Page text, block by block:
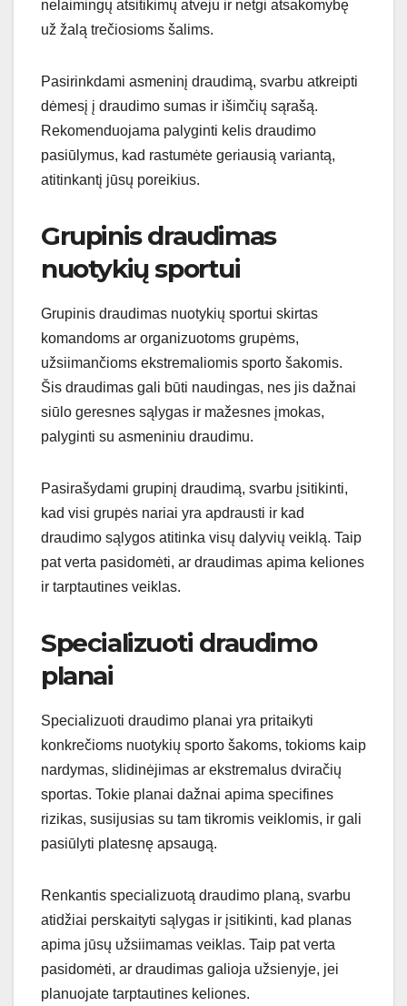
nelaimingų atsitikimų atveju ir netgi atsakomybę
už žalą trečiosioms šalims.
Pasirinkdami asmeninį draudimą, svarbu atkreipti
dėmesį į draudimo sumas ir išimčių sąrašą.
Rekomenduojama palyginti kelis draudimo
pasiūlymus, kad rastumėte geriausią variantą,
atitinkantį jūsų poreikius.
Grupinis draudimas
nuotykių sportui
Grupinis draudimas nuotykių sportui skirtas
komandoms ar organizuotoms grupėms,
užsiimančioms ekstremaliomis sporto šakomis.
Šis draudimas gali būti naudingas, nes jis dažnai
siūlo geresnes sąlygas ir mažesnes įmokas,
palyginti su asmeniniu draudimu.
Pasirašydami grupinį draudimą, svarbu įsitikinti,
kad visi grupės nariai yra apdrausti ir kad
draudimo sąlygos atitinka visų dalyvių veiklą. Taip
pat verta pasidomėti, ar draudimas apima keliones
ir tarptautines veiklas.
Specializuoti draudimo
planai
Specializuoti draudimo planai yra pritaikyti
konkrečioms nuotykių sporto šakoms, tokioms kaip
nardymas, slidinėjimas ar ekstremalus dviračių
sportas. Tokie planai dažnai apima specifines
rizikas, susijusias su tam tikromis veiklomis, ir gali
pasiūlyti platesnę apsaugą.
Renkantis specializuotą draudimo planą, svarbu
atidžiai perskaityti sąlygas ir įsitikinti, kad planas
apima jūsų užsiimamas veiklas. Taip pat verta
pasidomėti, ar draudimas galioja užsienyje, jei
planuojate tarptautines keliones.